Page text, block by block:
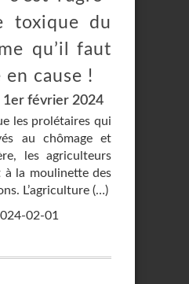
toxique du
qu’il faut
cause !
1er février 2024
les prolétaires qui
au chômage et
les agriculteurs
à la moulinette des
L’agriculture (…)
02-01